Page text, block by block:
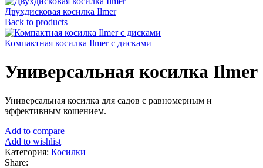
Двухдисковая косилка Ilmer
Back to products
Компактная косилка Ilmer с дисками
Универсальная косилка Ilmer
Универсальная косилка для садов с равномерным и
эффективным кошением.
Add to compare
Add to wishlist
Категория: Косилки
Share: